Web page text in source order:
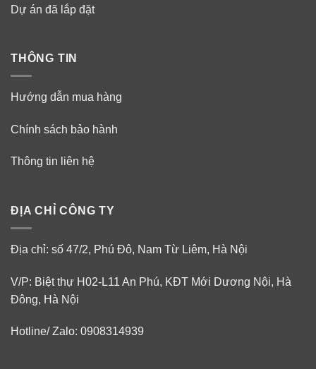
Dự án đã lắp đặt
THÔNG TIN
Hướng dẫn mua hàng
Chính sách bảo hành
Thông tin liên hệ
ĐỊA CHỈ CÔNG TY
Địa chỉ: số 47/2, Phú Đô, Nam Từ Liêm, Hà Nội
V/P: Biệt thự H02-L11 An Phú, KĐT Mới Dương Nội, Hà
Đông, Hà Nội
Hotline/ Zalo: 0908314939